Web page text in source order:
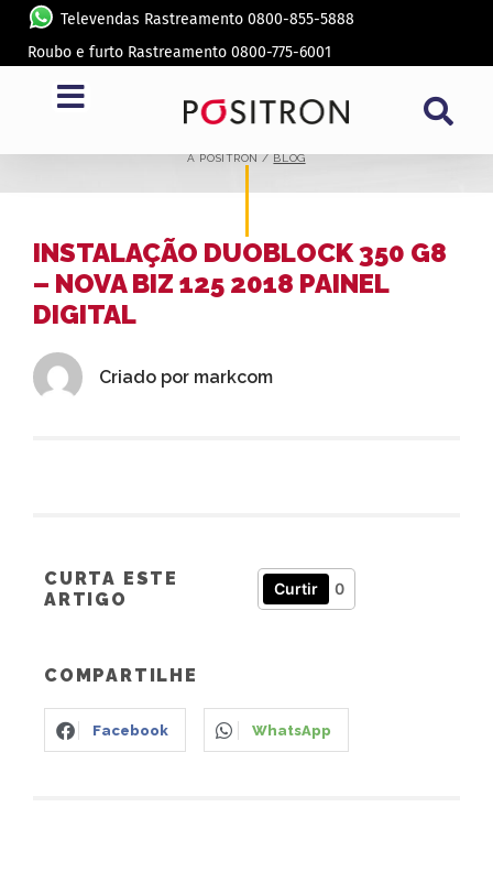
Televendas Rastreamento 0800-855-5888
Roubo e furto Rastreamento 0800-775-6001
BLOG
A PÓSITRON /BLOG
INSTALAÇÃO DUOBLOCK 350 G8
– NOVA BIZ 125 2018 PAINEL
DIGITAL
Criado por markcom
CURTA ESTE
ARTIGO
Curtir 0
COMPARTILHE
Facebook WhatsApp